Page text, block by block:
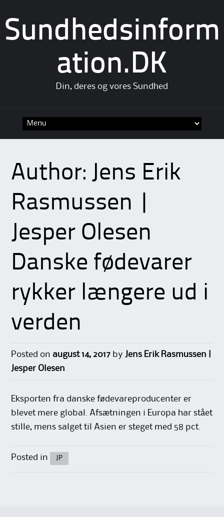
Sundhedsinform
ation.DK
Din, deres og vores Sundhed
Author: Jens Erik
Rasmussen |
Jesper Olesen
Danske fødevarer
rykker længere ud i
verden
Posted on august 14, 2017 by Jens Erik Rasmussen |
Jesper Olesen
Eksporten fra danske fødevareproducenter er
blevet mere global. Afsætningen i Europa har stået
stille, mens salget til Asien er steget med 58 pct.
Posted in JP